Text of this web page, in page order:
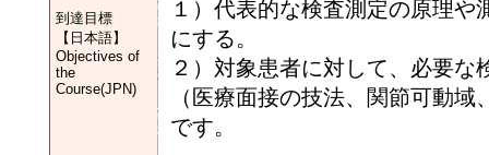
到達目標
【日本語】
Objectives of
the
Course(JPN)
１）代表的な検査測定の原理
にする。
２）対象患者に対して、必要
（医療面接の技法、関節可動
です。